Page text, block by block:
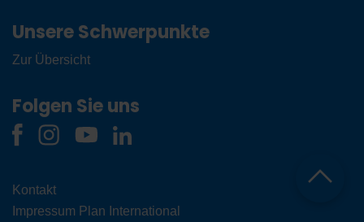
Unsere Schwerpunkte
Zur Übersicht
Folgen Sie uns
Kontakt
Impressum Plan International